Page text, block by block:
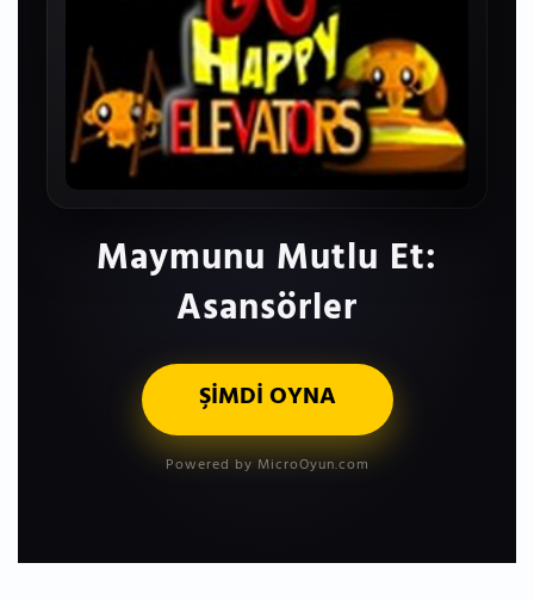
Maymunu Mutlu Et:
Asansörler
ŞİMDİ OYNA
Powered by MicroOyun.com